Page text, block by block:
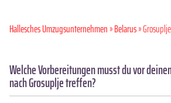
Hallesches Umzugsunternehmen»Belarus»
Welche Vorbereitungen musst du vor
nach Grosuplje treffen?